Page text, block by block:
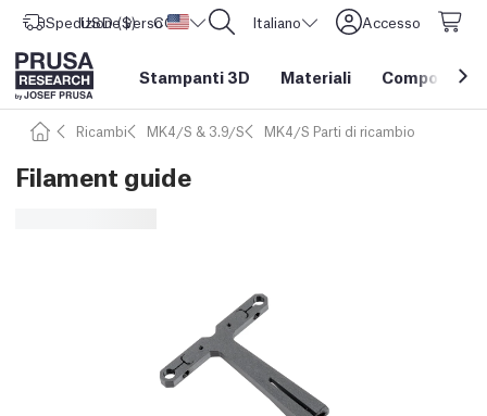
Spedizione verso Stati Uniti d'America
USD ($) CORE One L: Ora disponibile! Italiano Accesso
Stampanti 3D Materiali Componenti
Ricambi MK4/S & 3.9/S MK4/S Parti di ricambio
Filament guide